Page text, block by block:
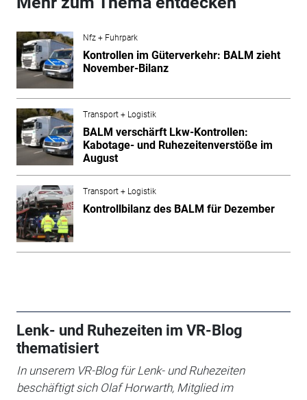
Nfz + Fuhrpark
Kontrollen im Güterverkehr: BALM zieht
November-Bilanz
Transport + Logistik
BALM verschärft Lkw-Kontrollen:
Kabotage- und Ruhezeitenverstöße im
August
Transport + Logistik
Kontrollbilanz des BALM für Dezember
Lenk- und Ruhezeiten im VR-Blog
thematisiert
In unserem VR-Blog für Lenk- und Ruhezeiten
beschäftigt sich Olaf Horwarth, Mitglied im